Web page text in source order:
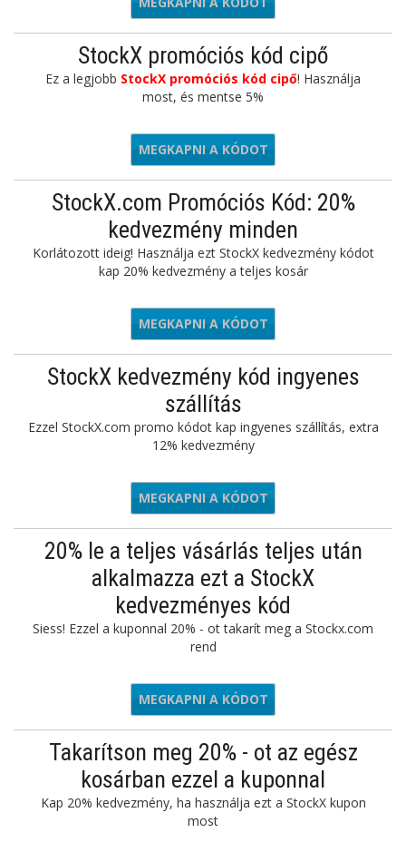
StockX promóciós kód cipő
Ez a legjobb StockX promóciós kód cipő! Használja
most, és mentse 5%
5BAG
MEGKAPNI A KÓDOT
StockX.com Promóciós Kód: 20%
kedvezmény minden
Korlátozott ideig! Használja ezt StockX kedvezmény kódot
kap 20% kedvezmény a teljes kosár
0FORYOU
MEGKAPNI A KÓDOT
StockX kedvezmény kód ingyenes
szállítás
Ezzel StockX.com promo kódot kap ingyenes szállítás, extra
12% kedvezmény
SPOTR12
MEGKAPNI A KÓDOT
20% le a teljes vásárlás teljes után
alkalmazza ezt a StockX
kedvezményes kód
Siess! Ezzel a kuponnal 20% - ot takarít meg a Stockx.com
rend
LCOME20
MEGKAPNI A KÓDOT
Takarítson meg 20% - ot az egész
kosárban ezzel a kuponnal
Kap 20% kedvezmény, ha használja ezt a StockX kupon
most